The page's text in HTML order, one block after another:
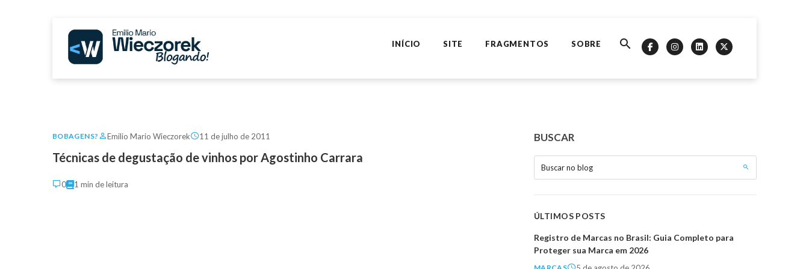
INÍCIO SITE FRAGMENTOS SOBRE
BOBAGENS? Emilio Mario Wieczorek 11 de julho de 2011
Técnicas de degustação de vinhos por Agostinho Carrara
0 1 min de leitura
BUSCAR
Buscar no blog
ÚLTIMOS POSTS
Registro de Marcas no Brasil: Guia Completo para
Proteger sua Marca em 2026